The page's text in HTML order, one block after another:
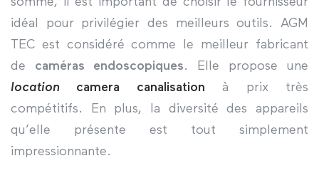
idéal pour privilégier des meilleurs outils. AGM
TEC est considéré comme le meilleur fabricant
de caméras endoscopiques. Elle propose une
location camera canalisation à prix très
compétitifs. En plus, la diversité des appareils
qu’elle présente est tout simplement
impressionnante.